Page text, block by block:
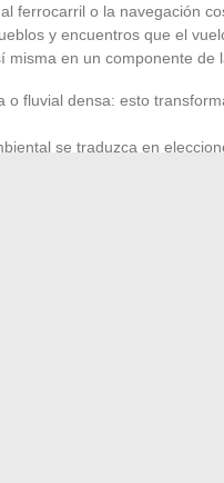
ferrocarril o la navegación
y encuentros que el
en un componente de
fluvial densa: esto
se traduzca en